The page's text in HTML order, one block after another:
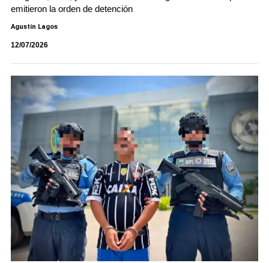
emitieron la orden de detención
Agustín Lagos
12/07/2026